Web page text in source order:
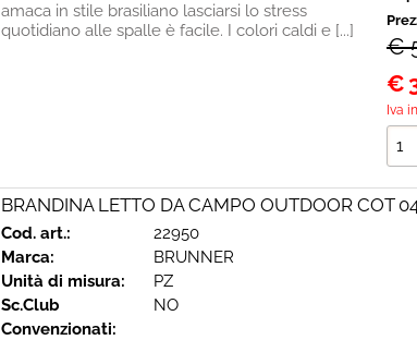
amaca in stile brasiliano lasciarsi lo stress
quotidiano alle spalle è facile. I colori caldi e [...]
€
€
Iva
BRANDINA LETTO DA CAMPO OUTDOOR COT
Cod. art.:
22950
Marca:
BRUNNER
Unità di misura:
PZ
Sc.Club
Convenzionati:
NO